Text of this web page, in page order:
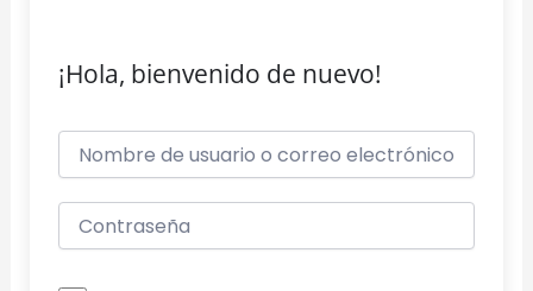
¡Hola, bienvenido de nuevo!